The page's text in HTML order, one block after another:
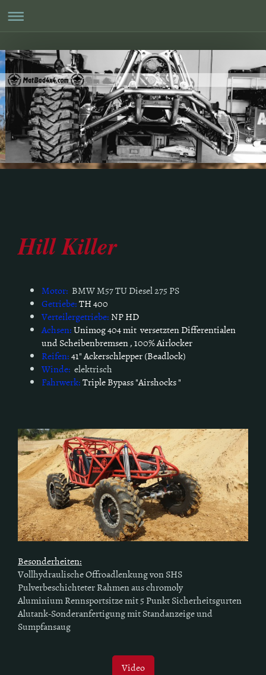
Hill Killer
Motor: BMW M57 TU Diesel 275 PS
Getriebe:TH 400
Verteilergetriebe: NP HD
Achsen:Unimog 404 mit versetzten Differentialen
und Scheibenbremsen , 100% Airlocker
Reifen:41" Ackerschlepper (Beadlock)
Winde: elektrisch
Fahrwerk:Triple Bypass "Airshocks "
Besonderheiten:
Vollhydraulische Offroadlenkung von SHS
Pulverbeschichteter Rahmen aus chromoly
Aluminium Rennsportsitze mit 5 Punkt Sicherheitsgurten
Alutank-Sonderanfertigung mit Standanzeige und
Sumpfansaug
Video